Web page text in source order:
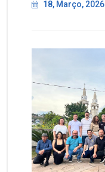
18, Março, 2026